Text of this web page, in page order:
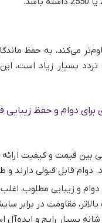
می‌کند، به حفظ
بسیار زیاد است،
برای دوام و حفظ
بین قیمت و کیفیت
دوام قابل قبولی دارند
و زیبایی مطلوب،
مقاومت در برابر